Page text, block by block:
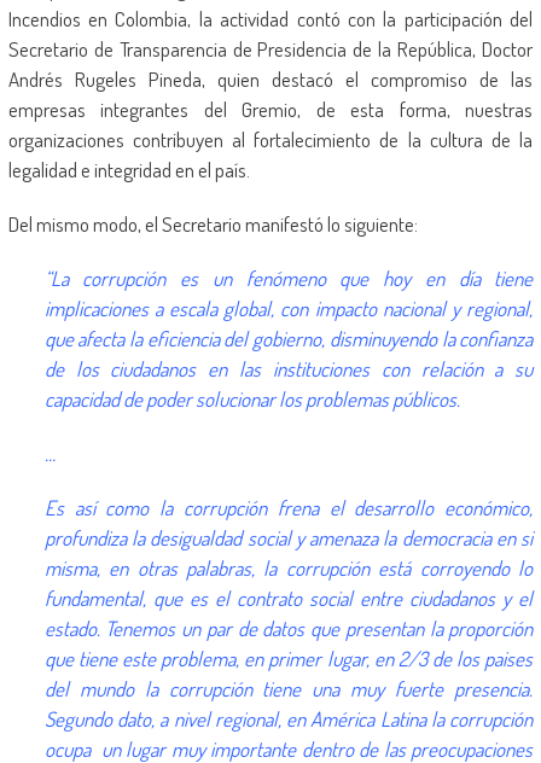
Incendios en Colombia, la actividad contó con la participación del
Secretario de Transparencia de Presidencia de la República, Doctor
Andrés Rugeles Pineda, quien destacó el compromiso de las
empresas integrantes del Gremio, de esta forma, nuestras
organizaciones contribuyen al fortalecimiento de la cultura de la
legalidad e integridad en el país.
Del mismo modo, el Secretario manifestó lo siguiente:
“La corrupción es un fenómeno que hoy en día tiene
implicaciones a escala global, con impacto nacional y regional,
que afecta la eficiencia del gobierno, disminuyendo la confianza
de los ciudadanos en las instituciones con relación a su
capacidad de poder solucionar los problemas públicos.
…
Es así como la corrupción frena el desarrollo económico,
profundiza la desigualdad social y amenaza la democracia en si
misma, en otras palabras, la corrupción está corroyendo lo
fundamental, que es el contrato social entre ciudadanos y el
estado. Tenemos un par de datos que presentan la proporción
que tiene este problema, en primer lugar, en 2/3 de los paises
del mundo la corrupción tiene una muy fuerte presencia.
Segundo dato, a nivel regional, en América Latina la corrupción
ocupa un lugar muy importante dentro de las preocupaciones